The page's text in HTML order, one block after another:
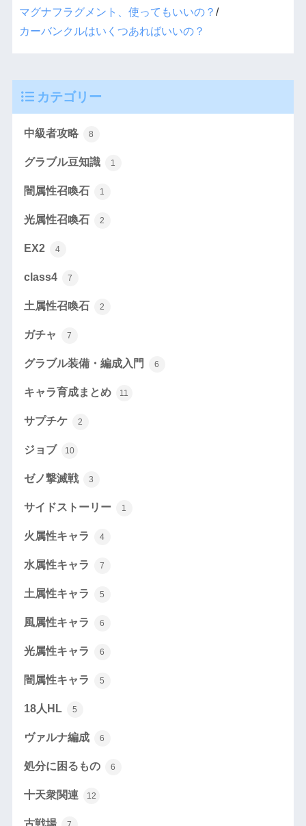
マグナフラグメント、使ってもいいの？ /
カーバンクルはいくつあればいいの？
カテゴリー
中級者攻略 8
グラブル豆知識 1
闇属性召喚石 1
光属性召喚石 2
EX2 4
class4 7
土属性召喚石 2
ガチャ 7
グラブル装備・編成入門 6
キャラ育成まとめ 11
サプチケ 2
ジョブ 10
ゼノ撃滅戦 3
サイドストーリー 1
火属性キャラ 4
水属性キャラ 7
土属性キャラ 5
風属性キャラ 6
光属性キャラ 6
闇属性キャラ 5
18人HL 5
ヴァルナ編成 6
処分に困るもの 6
十天衆関連 12